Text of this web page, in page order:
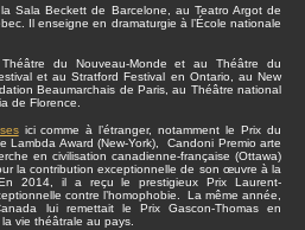
Sala Beckett de Barcelone, au Teatro Argot de
Il enseigne en dramaturgie à l’École nationale
du Nouveau-Monde et au Théâtre du
et au Stratford Festival en Ontario, au New
Beaumarchais de Paris, au Théâtre national
de Florence.
ici comme à l’étranger, notamment le Prix du
Award (New-York), Candoni Premio arte
en civilisation canadienne-française (Ottawa)
la contribution exceptionnelle de son œuvre à la
2014, il a reçu le prestigieux Prix Laurent-
contre l’homophobie. La même année,
lui remettait le Prix Gascon-Thomas en
vie théâtrale au pays.